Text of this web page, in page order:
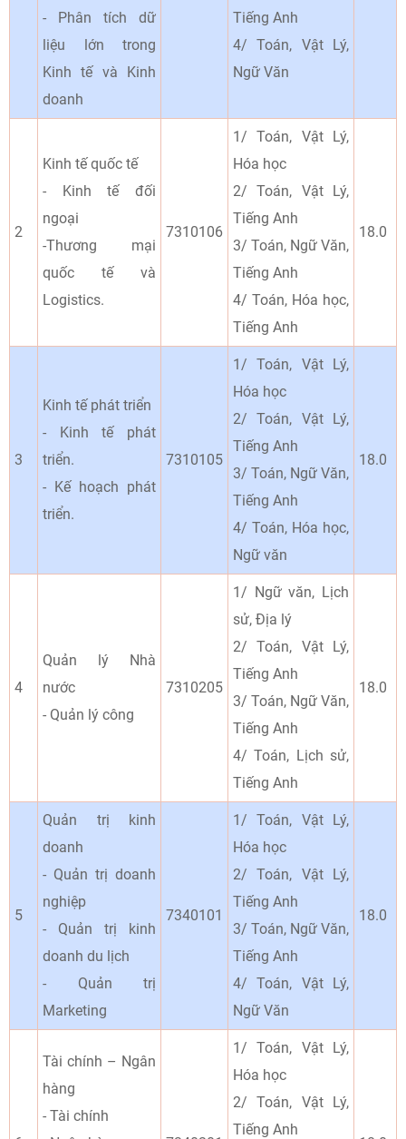
- Phân tích dữ
liệu lớn trong
Kinh tế và Kinh
doanh
Tiếng Anh
4/ Toán, Vật Lý,
Ngữ Văn
2
Kinh tế quốc tế
- Kinh tế đối
ngoại
-Thương mại
quốc tế và
Logistics.
7310106
1/ Toán, Vật Lý,
Hóa học
2/ Toán, Vật Lý,
Tiếng Anh
3/ Toán, Ngữ Văn,
Tiếng Anh
4/ Toán, Hóa học,
Tiếng Anh
18.0
3
Kinh tế phát triển
- Kinh tế phát
triển.
- Kế hoạch phát
triển.
7310105
1/ Toán, Vật Lý,
Hóa học
2/ Toán, Vật Lý,
Tiếng Anh
3/ Toán, Ngữ Văn,
Tiếng Anh
4/ Toán, Hóa học,
Ngữ văn
18.0
4
Quản lý Nhà
nước
- Quản lý công
7310205
1/ Ngữ văn, Lịch
sử, Địa lý
2/ Toán, Vật Lý,
Tiếng Anh
3/ Toán, Ngữ Văn,
Tiếng Anh
4/ Toán, Lịch sử,
Tiếng Anh
18.0
5
Quản trị kinh
doanh
- Quản trị doanh
nghiệp
- Quản trị kinh
doanh du lịch
- Quản trị
Marketing
7340101
1/ Toán, Vật Lý,
Hóa học
2/ Toán, Vật Lý,
Tiếng Anh
3/ Toán, Ngữ Văn,
Tiếng Anh
4/ Toán, Vật Lý,
Ngữ Văn
18.0
Tài chính – Ngân
hàng
- Tài chính
1/ Toán, Vật Lý,
Hóa học
2/ Toán, Vật Lý,
Tiếng Anh